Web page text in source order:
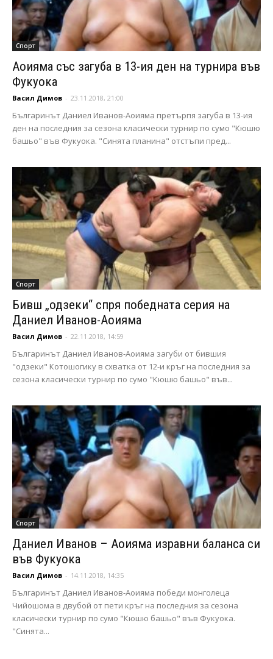
Спорт
Аоияма със загуба в 13-ия ден на турнира във
Фукуока
Васил Димов - 23.11.2018, 21:00
Българинът Даниел Иванов-Аоияма претърпя загуба в 13-ия
ден на последния за сезона класически турнир по сумо "Кюшю
башьо" във Фукуока. "Синята планина" отстъпи пред...
Спорт
Бивш „одзеки“ спря победната серия на
Даниел Иванов-Аоияма
Васил Димов - 22.11.2018, 14:59
Българинът Даниел Иванов-Аоияма загуби от бившия
"одзеки" Котошогику в схватка от 12-и кръг на последния за
сезона класически турнир по сумо "Кюшю башьо" във...
Спорт
Даниел Иванов – Аоияма изравни баланса си
във Фукуока
Васил Димов - 14.11.2018, 14:35
Българинът Даниел Иванов-Аоияма победи монголеца
Чийошома в двубой от пети кръг на последния за сезона
класически турнир по сумо "Кюшю башьо" във Фукуока.
"Синята...